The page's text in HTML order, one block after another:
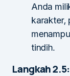
Anda
karakter,
tindih.
Langkah